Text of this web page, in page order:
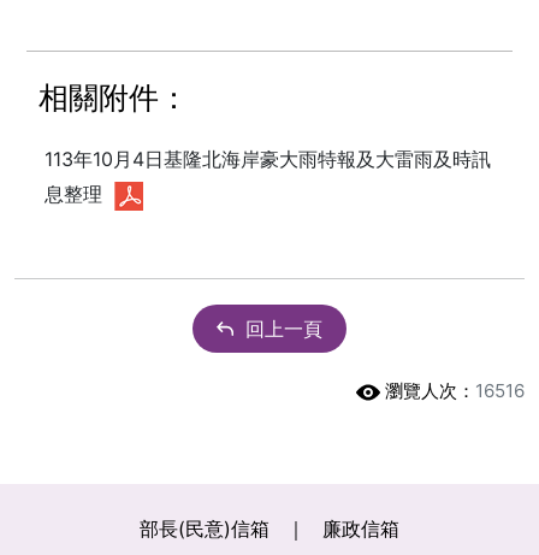
相關附件：
113年10月4日基隆北海岸豪大雨特報及大雷雨及時訊
息整理
回上一頁
瀏覽人次： 16516
部長(民意)信箱
廉政信箱